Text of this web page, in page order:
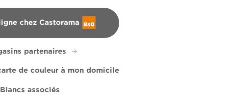
chez Castorama
partenaires
de couleur à mon domicile
Blancs associés